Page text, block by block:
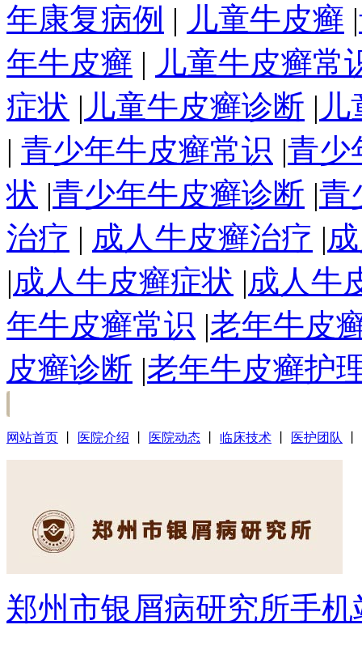
年康复病例 | 儿童牛皮癣 |
年牛皮癣 | 儿童牛皮癣常
症状 | 儿童牛皮癣诊断 |
| 青少年牛皮癣常识 |青少
状 |青少年牛皮癣诊断 |青
治疗 | 成人牛皮癣治疗 |
|成人牛皮癣症状 |成人牛
年牛皮癣常识 |老年牛皮
皮癣诊断 |老年牛皮癣护
网站首页 医院介绍 医院动态 临床技术 医护团队
郑州市银屑病研究所手机